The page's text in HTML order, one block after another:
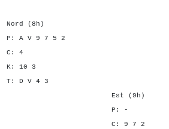
9 7 5 2
4
3
V 4 3
Est (9h)
10 8
8 6 5 3 C: 9